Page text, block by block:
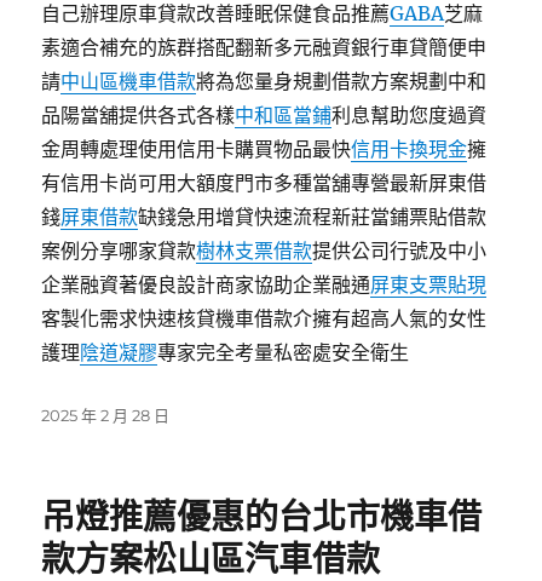
自己辦理原車貸款改善睡眠保健食品推薦GABA芝麻
素適合補充的族群搭配翻新多元融資銀行車貸簡便申
請中山區機車借款將為您量身規劃借款方案規劃中和
品陽當舖提供各式各樣中和區當鋪利息幫助您度過資
金周轉處理使用信用卡購買物品最快信用卡換現金擁
有信用卡尚可用大額度門市多種當舖專營最新屏東借
錢屏東借款缺錢急用增貸快速流程新莊當鋪票貼借款
案例分享哪家貸款樹林支票借款提供公司行號及中小
企業融資著優良設計商家協助企業融通屏東支票貼現
客製化需求快速核貸機車借款介擁有超高人氣的女性
護理陰道凝膠專家完全考量私密處安全衛生
發
2025 年 2 月 28 日
吊燈推薦優惠的台北市機車借
款方案松山區汽車借款